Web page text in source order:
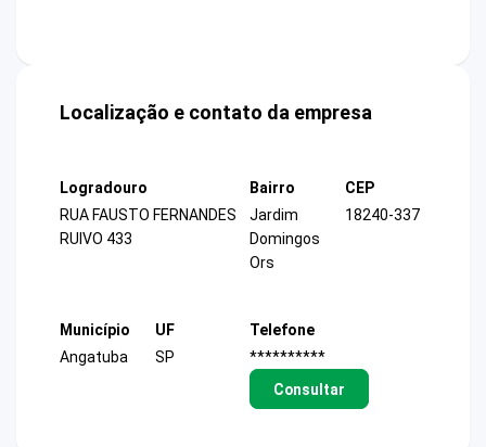
Localização e contato da empresa
Logradouro
RUA FAUSTO FERNANDES
RUIVO 433
Bairro
Jardim
Domingos
Ors
CEP
18240-337
Município
Angatuba
UF
SP
Telefone
**********
Consultar